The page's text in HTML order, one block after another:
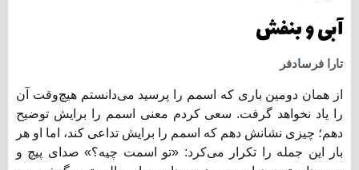
آبی و بنفش
تارا فرسادفر
از همان دومین باری که اسمم را پرسید می‌دانستم هیچ‌وقت آن
را یاد نخواهد گرفت. سعی کردم معنی اسمم را برایش توضیح
دهم؛ چیزی نشانش دهم که اسمم را برایش تداعی کند، اما او هر
بار این جمله را تکرار می‌کرد: «تو اسمت چیه؟» صدای پیچ و